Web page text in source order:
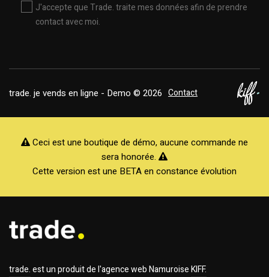
J'accepte que Trade. traite mes données afin de prendre
contact avec moi.
trade. je vends en ligne - Demo © 2026 Contact
Ceci est une boutique de démo, aucune commande ne
sera honorée.
Cette version est une BETA en constance évolution
trade.est un produit de l'agence web NamuroiseKIFF.